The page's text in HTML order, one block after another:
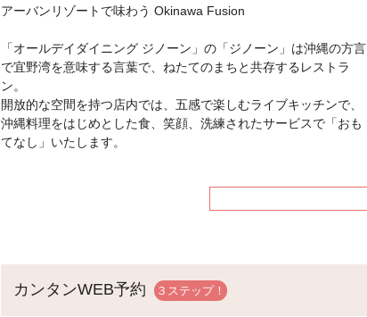
アーバンリゾートで味わう Okinawa Fusion
「オールデイダイニング ジノーン」の「ジノーン」は沖縄の方言
で宜野湾を意味する言葉で、ねたてのまちと共存するレストラ
ン。
開放的な空間を持つ店内では、五感で楽しむライブキッチンで、
沖縄料理をはじめとした食、笑顔、洗練されたサービスで「おも
てなし」いたします。
カンタンWEB予約